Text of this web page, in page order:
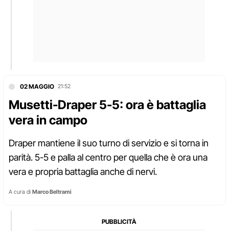
02 MAGGIO 21:52
Musetti-Draper 5-5: ora è battaglia
vera in campo
Draper mantiene il suo turno di servizio e si torna in
parità. 5-5 e palla al centro per quella che è ora una
vera e propria battaglia anche di nervi.
A cura di Marco Beltrami